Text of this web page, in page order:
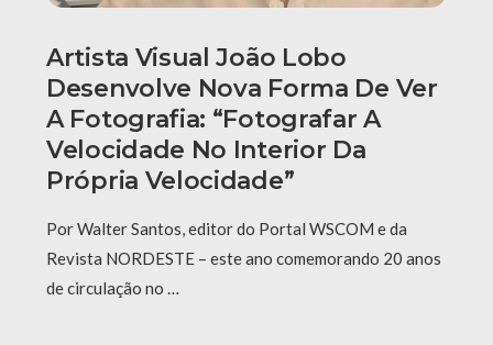
Artista Visual João Lobo
Desenvolve Nova Forma De Ver
A Fotografia: “fotografar A
Velocidade No Interior Da
Própria Velocidade”
Por Walter Santos, editor do Portal WSCOM e da
Revista NORDESTE – este ano comemorando 20 anos
de circulação no …